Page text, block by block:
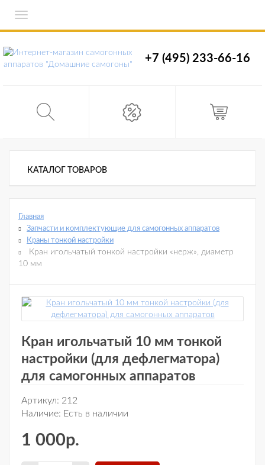
Toggle
+7 (495) 233-66-16
КАТАЛОГ ТОВАРОВ
Главная
Запчасти и комплектующие для самогонных аппаратов
Краны тонкой настройки
Кран игольчатый тонкой настройки «нерж», диаметр
10 мм
Кран игольчатый 10 мм тонкой
настройки (для дефлегматора)
для самогонных аппаратов
Артикул: 212
Наличие: Есть в наличии
1 000р.